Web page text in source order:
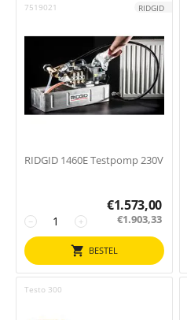
7519021 RIDGID
RIDGID 1460E Testpomp 230V
+
−
€1.573,00
€1.903,33
BESTEL
Testo 300